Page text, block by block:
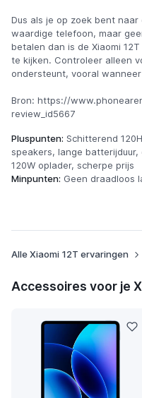
Dus als je op zoek bent
waardige telefoon, maar
betalen dan is de Xiaomi
te kijken. Controleer alleen
ondersteunt, vooral
Bron: https://
review_id5667
Pluspunten: Schitterend
speakers, lange
120W oplader, scherpe prijs
Minpunten: Geen draadloos
Alle Xiaomi 12T ervaringen
Accessoires voor je